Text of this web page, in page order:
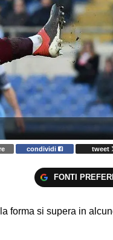
condividi tweet
FONTI
forma si supera in